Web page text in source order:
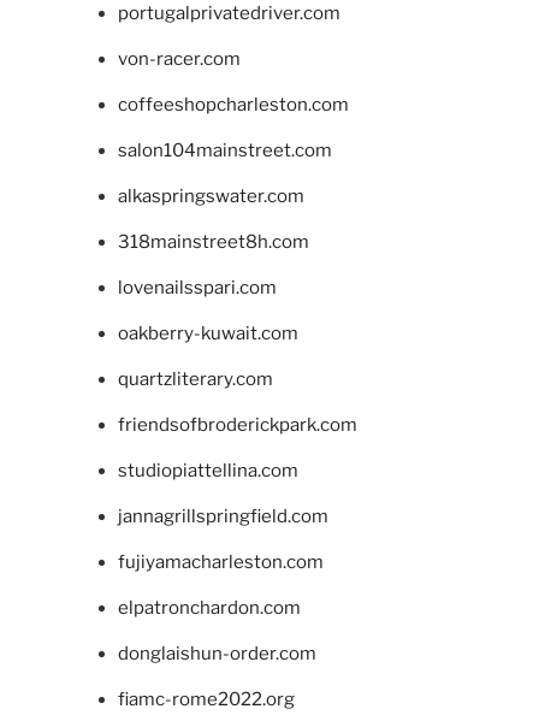
portugalprivatedriver.com
von-racer.com
coffeeshopcharleston.com
salon104mainstreet.com
alkaspringswater.com
318mainstreet8h.com
lovenailsspari.com
oakberry-kuwait.com
quartzliterary.com
friendsofbroderickpark.com
studiopiattellina.com
jannagrillspringfield.com
fujiyamacharleston.com
elpatronchardon.com
donglaishun-order.com
fiamc-rome2022.org